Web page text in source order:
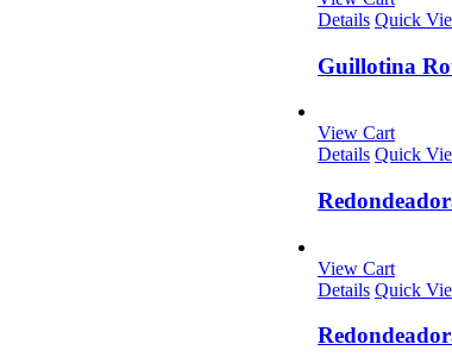
Details Quick
Guillotina
View Cart
Details Quick
View Cart
Details Quick